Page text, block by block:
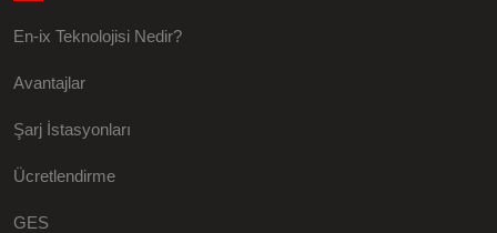
En-ix Teknolojisi Nedir?
Avantajlar
Şarj İstasyonları
Ücretlendirme
GES